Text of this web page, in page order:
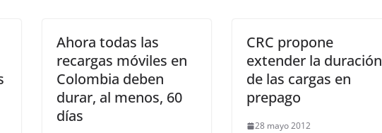
Ahora todas las
recargas móviles en
Colombia deben
durar, al menos, 60
días
CRC propone
extender la duración
de las cargas en
prepago
28 mayo 2012